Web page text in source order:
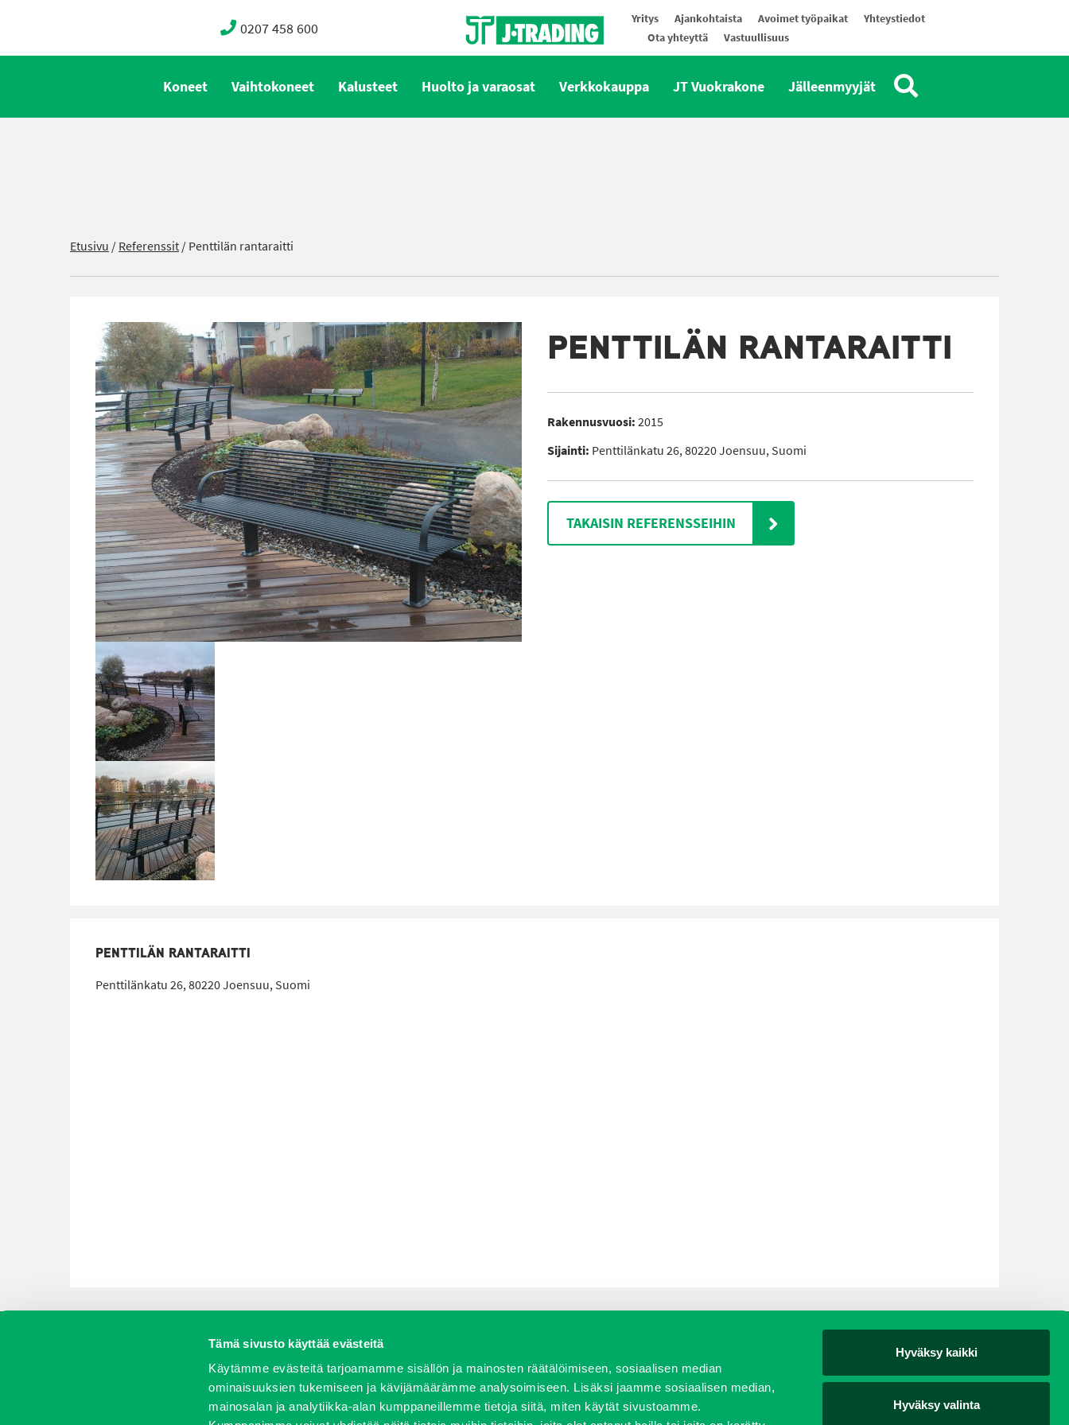
Tämä sivusto käyttää evästeitä
Käytämme evästeitä tarjoamamme sisällön ja mainosten räätälöimiseen, sosiaalisen median
ominaisuuksien tukemiseen ja kävijämäärämme analysoimiseen. Lisäksi jaamme sosiaalisen median,
mainosalan ja analytiikka-alan kumppaneillemme tietoja siitä, miten käytät sivustoamme.
Hyväksy kaikki
Hyväksy valinta
0207 458 600 Yritys Ajankohtaista Avoimet työpaikat
Yhteystiedot
Ota yhteyttä
Vastuullisuus
Koneet Vaihtokoneet Kalusteet Huolto ja varaosat Verkkokauppa JT Vuokrakone Jälleenmyyjät
Etusivu /Referenssit/Penttilän rantaraitti
PENTTILÄN RANTARAITTI
Rakennusvuosi:2015
Sijainti: Penttilänkatu 26, 80220 Joensuu, Suomi
TAKAISIN REFERENSSEIHIN
PENTTILÄN RANTARAITTI
Penttilänkatu 26, 80220 Joensuu, Suomi
Vaihtokoneet Kalusteet Huolto ja varaosat Verkkokauppa JT Vuokrakone Jälleenmyyjät